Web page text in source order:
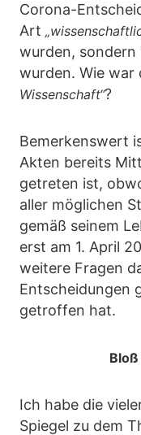
Corona-
Art
wurden, sondern
wurden. Wie war
Wissenschaft“?
Bemerkenswert
Akten bereits
getreten ist,
aller möglichen
gemäß seinem
erst am 1. April
weitere Fragen
Entscheidungen
getroffen hat.
Ich habe die
Spiegel zu dem